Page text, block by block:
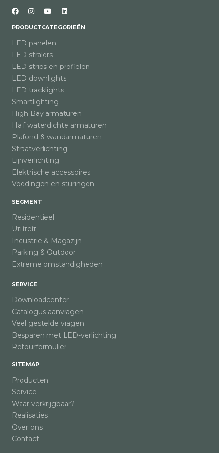
PRODUCTCATEGORIEËN
LED panelen
LED stralers
LED strips en profielen
LED downlights
LED tracklights
Smartlighting
High Bay armaturen
Half waterdichte armaturen
Plafond & wandarmaturen
Straatverlichting
Lijnverlichting
Elektrische accessoires
Voedingen en sturingen
SEGMENT
Residentieel
Utiliteit
Industrie & Magazijn
Parking & Outdoor
Extreme omstandigheden
SERVICE
Downloadcenter
Catalogus aanvragen
Veel gestelde vragen
Besparen met LED-verlichting
Retourformulier
SITEMAP
Producten
Service
Waar verkrijgbaar?
Realisaties
Over ons
Contact